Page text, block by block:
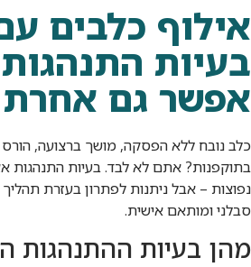
אילוף כלבים
בעיות
אפשר גם אחרת
כלב נובח ללא הפסקה, מושך ברצועה, הורס
בתוקפנות? אתם לא לבד. בעיות התנהגות
נפוצות – אבל ניתנות לפתרון בעזרת תהליך
סבלני ומותאם אישית.
מהן בעיות ההתנהגות